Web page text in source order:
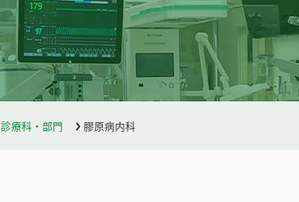
診療科・部門 膠原病内科